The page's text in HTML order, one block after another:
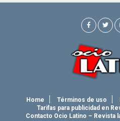
Home Términos de uso
Tarifas para publicidad en
Contacto Ocio Latino – Revista